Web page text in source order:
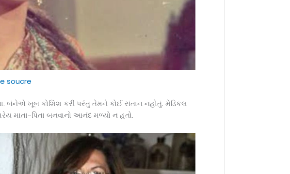
soucre
બંનેએ ખૂબ કોશિશ કરી પરંતુ તેમને કોઈ સંતાન નહોતું. મેડિકલ
માતા-પિતા બનવાનો આનંદ મળ્યો ન હતો.